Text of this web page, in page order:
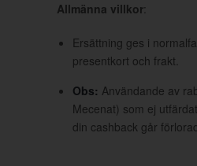
Allmänna villkor:
Ersättning ges i
presentkort och frakt.
Obs: Användande av
Mecenat) som ej
din cashback går